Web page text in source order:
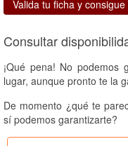
Valida tu ficha y
Consultar
¡Qué pena! No podemos
lugar, aunque pronto te la
De momento ¿qué te
sí podemos garantizarte?